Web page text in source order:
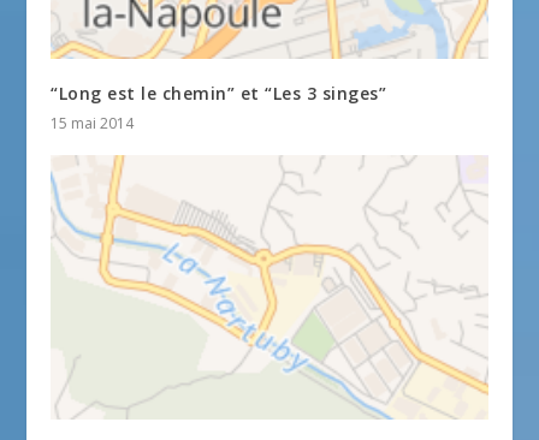
“Long est le chemin” et “Les 3 singes”
15 mai 2014